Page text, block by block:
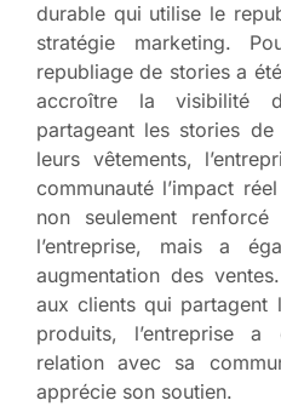
durable qui utilise le
stratégie marketing.
republiage de stories a
accroître la visibilité
partageant les stories
leurs vêtements,
communauté l’impact
non seulement
l’entreprise, mais a
augmentation des
aux clients qui partagent
produits, l’entreprise a
relation avec sa
apprécie son soutien.